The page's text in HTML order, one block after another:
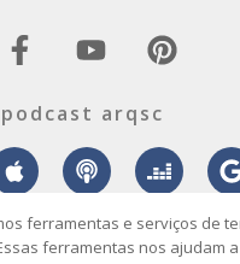
arqsc
ferramentas e serviços de
ferramentas nos ajudam